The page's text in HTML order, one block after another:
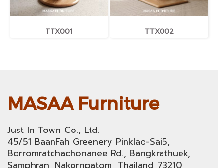
TTX001 TTX002
MASAA Furniture
Just In Town Co., Ltd.
45/51 BaanFah Greenery Pinklao-Sai5,
Borromratchachonanee Rd., Bangkrathuek,
Samphran, Nakornpatom, Thailand 73210